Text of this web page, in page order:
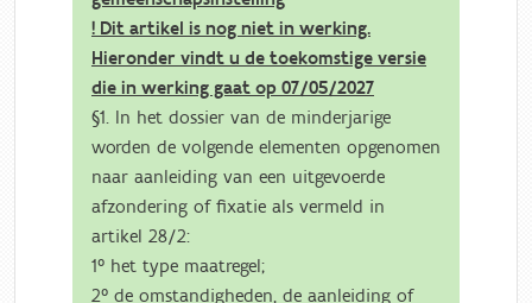
! Dit artikel is nog niet in werking.
Hieronder vindt u de toekomstige versie
die in werking gaat op 07/05/2027
§1. In het dossier van de minderjarige
worden de volgende elementen opgenomen
naar aanleiding van een uitgevoerde
afzondering of fixatie als vermeld in
artikel 28/2:
1° het type maatregel;
2° de omstandigheden, de aanleiding of